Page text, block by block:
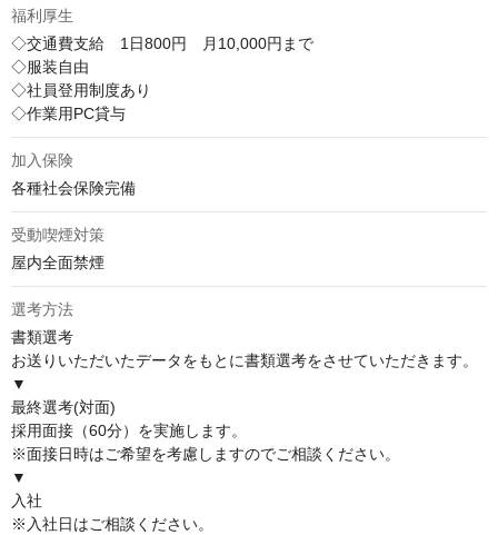
福利厚生
◇交通費支給　1日800円　月10,000円まで
◇服装自由
◇社員登用制度あり
◇作業用PC貸与
加入保険
各種社会保険完備
受動喫煙対策
屋内全面禁煙
選考方法
書類選考
お送りいただいたデータをもとに書類選考をさせていただきます。
▼
最終選考(対面)
採用面接（60分）を実施します。
※面接日時はご希望を考慮しますのでご相談ください。
▼
入社
※入社日はご相談ください。